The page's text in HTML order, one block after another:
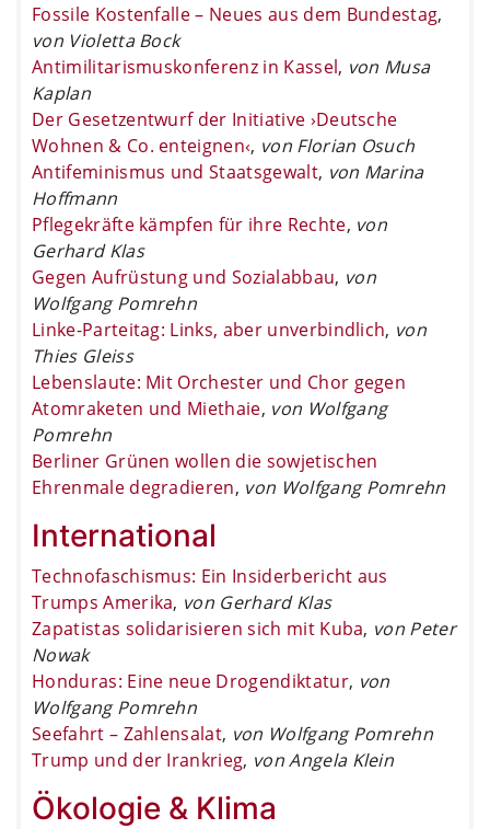
Fossile Kostenfalle – Neues aus dem Bundestag,
von Violetta Bock
Antimilitarismuskonferenz in Kassel, von Musa
Kaplan
Der Gesetzentwurf der Initiative ›Deutsche
Wohnen & Co. enteignen‹, von Florian Osuch
Antifeminismus und Staatsgewalt, von Marina
Hoffmann
Pflegekräfte kämpfen für ihre Rechte, von
Gerhard Klas
Gegen Aufrüstung und Sozialabbau, von
Wolfgang Pomrehn
Linke-Parteitag: Links, aber unverbindlich, von
Thies Gleiss
Lebenslaute: Mit Orchester und Chor gegen
Atomraketen und Miethaie, von Wolfgang
Pomrehn
Berliner Grünen wollen die sowjetischen
Ehrenmale degradieren, von Wolfgang Pomrehn
International
Technofaschismus: Ein Insiderbericht aus
Trumps Amerika, von Gerhard Klas
Zapatistas solidarisieren sich mit Kuba, von Peter
Nowak
Honduras: Eine neue Drogendiktatur, von
Wolfgang Pomrehn
Seefahrt – Zahlensalat, von Wolfgang Pomrehn
Trump und der Irankrieg, von Angela Klein
Ökologie & Klima